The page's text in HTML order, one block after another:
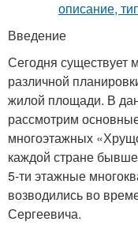
Введение
Сегодня существует
различной
жилой площади. В
рассмотрим
многоэтажных
каждой стране
5-ти этажные
возводились во
Сергеевича.